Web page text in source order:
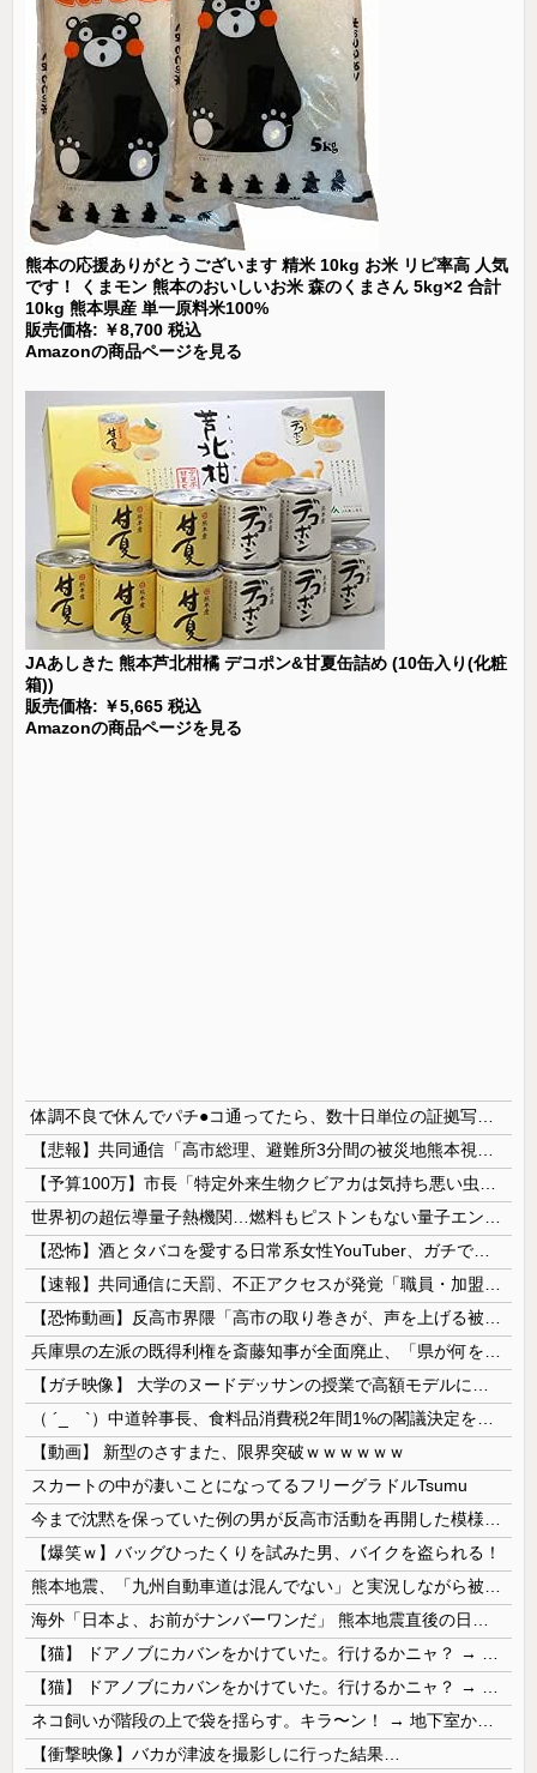
熊本の応援ありがとうございます 精米 10kg お米 リピ率高 人気
です！ くまモン 熊本のおいしいお米 森のくまさん 5kg×2 合計
10kg 熊本県産 単一原料米100%
販売価格: ￥8,700 税込
Amazonの商品ページを見る
JAあしきた 熊本芦北柑橘 デコポン&甘夏缶詰め (10缶入り(化粧
箱))
販売価格: ￥5,665 税込
Amazonの商品ページを見る
【動画】 新型のさすまた、限界突破ｗｗｗｗｗｗ
スカートの中が凄いことになってるフリーグラドルTsumu
【爆笑ｗ】バッグひったくりを試みた男、バイクを盗られる！
【衝撃映像】バカが津波を撮影しに行った結果…